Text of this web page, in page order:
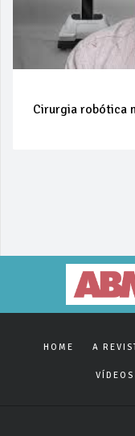
Cirurgia robótica
HOME A
VÍDEOS